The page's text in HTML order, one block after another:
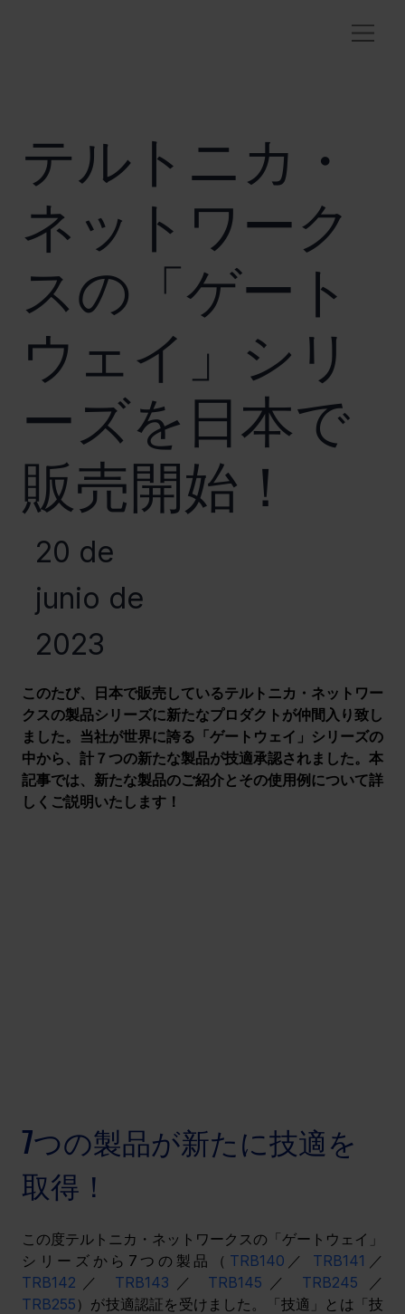
テルトニカ・
ネットワーク
スの「ゲート
ウェイ」シリ
ーズを日本で
販売開始！
20 de
junio de
2023
このたび、日本で販売しているテルトニカ・ネットワー
クスの製品シリーズに新たなプロダクトが仲間入り致し
ました。当社が世界に誇る「ゲートウェイ」シリーズの
中から、計７つの新たな製品が技適承認されました。本
記事では、新たな製品のご紹介とその使用例について詳
しくご説明いたします！
7つの製品が新たに技適を
取得！
この度テルトニカ・ネットワークスの「ゲートウェイ」
シリーズから7つの製品（ TRB140 ／ TRB141
TRB142 ／ TRB143 ／ TRB145 ／ TRB245 ／
TRB255 ）が技適認証を受けました。「技適」 とは「技